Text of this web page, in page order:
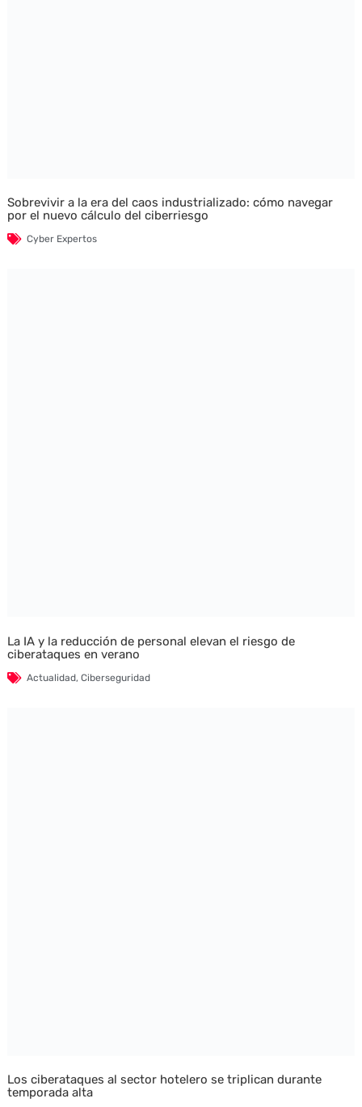
Sobrevivir a la era del caos industrializado: cómo navegar
por el nuevo cálculo del ciberriesgo
Cyber Expertos
La IA y la reducción de personal elevan el riesgo de
ciberataques en verano
Actualidad, Ciberseguridad
Los ciberataques al sector hotelero se triplican durante
temporada alta